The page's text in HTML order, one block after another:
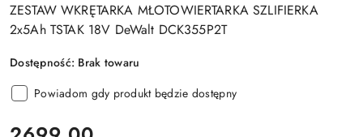
ZESTAW WKRĘTARKA MŁOTOWIERTARKA SZLIFIERKA
2x5Ah TSTAK 18V DeWalt DCK355P2T
Dostępność: Brak towaru
Powiadom gdy produkt będzie dostępny